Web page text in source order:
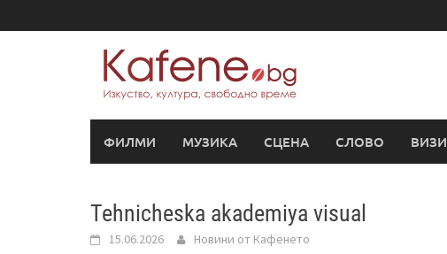
to
ФИЛМИ МУЗИКА СЦЕНА СЛОВО
Tehnicheska akademiya visual
15.06.2026 Новини от Кафенето